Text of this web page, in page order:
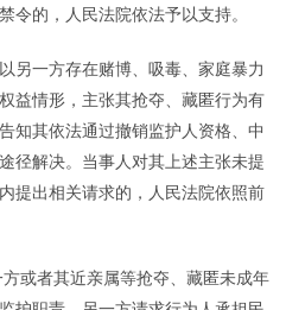
令的，人民法院依法予以支持。
另一方存在赌博、吸毒、家庭暴力
益情形，主张其抢夺、藏匿行为有
知其依法通过撤销监护人资格、中
径解决。当事人对其上述主张未提
提出相关请求的，人民法院依照前
或者其近亲属等抢夺、藏匿未成年